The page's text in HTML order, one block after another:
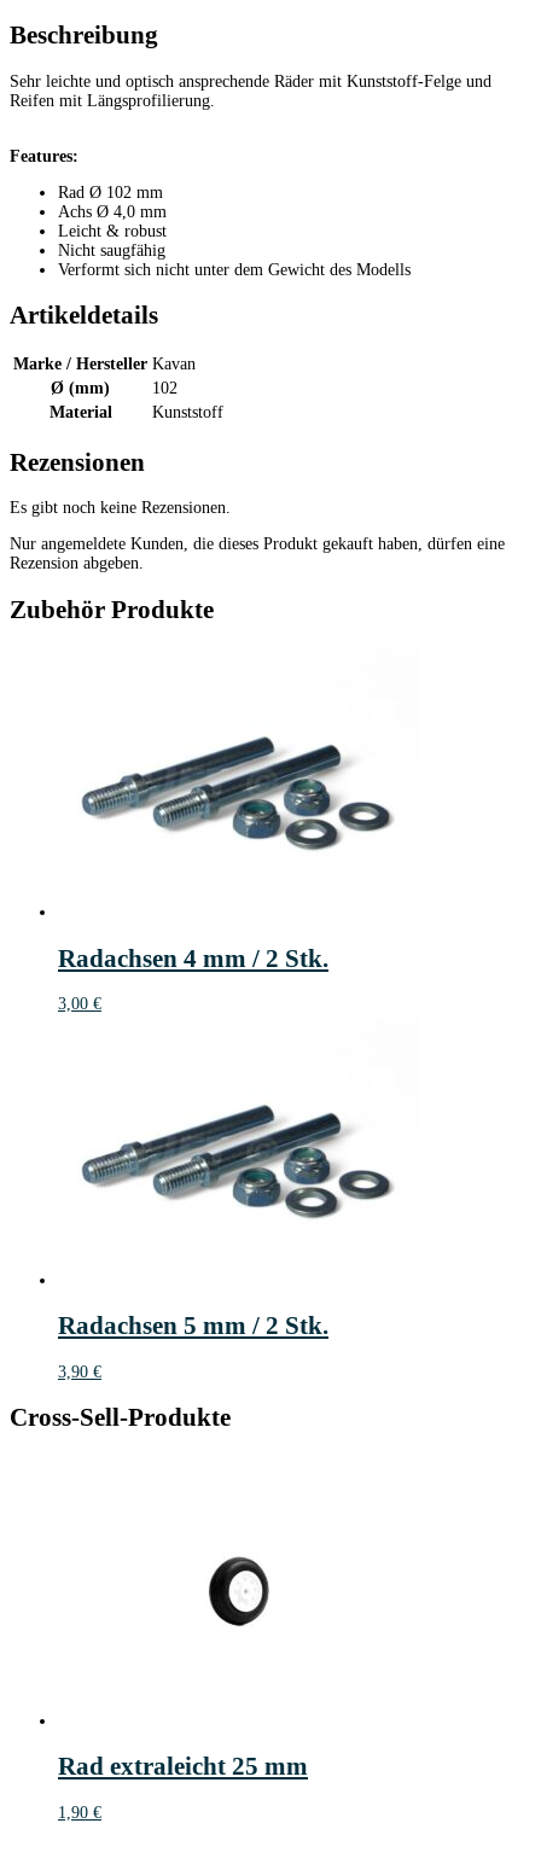
Beschreibung
Sehr leichte und optisch ansprechende Räder mit Kunststoff-Felge und
Reifen mit Längsprofilierung.
Features:
Rad Ø 102 mm
Achs Ø 4,0 mm
Leicht & robust
Nicht saugfähig
Verformt sich nicht unter dem Gewicht des Modells
Artikeldetails
Marke / Hersteller Kavan
Ø (mm)
102
Material
Kunststoff
Rezensionen
Es gibt noch keine Rezensionen.
Nur angemeldete Kunden, die dieses Produkt gekauft haben, dürfen eine
Rezension abgeben.
Zubehör Produkte
Radachsen 4 mm / 2 Stk.
3,00 €
Radachsen 5 mm / 2 Stk.
3,90 €
Cross-Sell-Produkte
Rad extraleicht 25 mm
1,90 €